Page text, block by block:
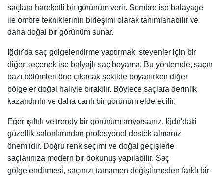
saçlara hareketli bir görünüm verir. Sombre ise balayage
ile ombre tekniklerinin birleşimi olarak tanımlanabilir ve
daha doğal bir görünüm sunar.
Iğdır'da saç gölgelendirme yaptırmak isteyenler için bir
diğer seçenek ise balyajlı saç boyama. Bu yöntemde, saçın
bazı bölümleri öne çıkacak şekilde boyanırken diğer
bölgeler doğal haliyle bırakılır. Böylece saçlara derinlik
kazandırılır ve daha canlı bir görünüm elde edilir.
Eğer ışıltılı ve trendy bir görünüm arıyorsanız, Iğdır'daki
güzellik salonlarından profesyonel destek almanız
önemlidir. Doğru renk seçimi ve doğal geçişlerle
saçlarınıza modern bir dokunuş yapılabilir. Saç
gölgelendirmesi, saçınızı tamamen değiştirmeden farklı bir